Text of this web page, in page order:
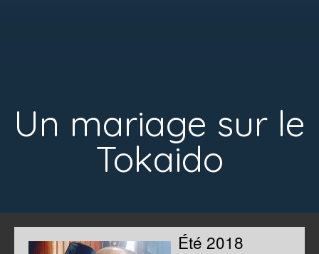
Un mariage sur le
Tokaido
Été 2018